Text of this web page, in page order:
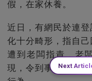
假，在家休養。
近日，有網民於連
化十分畸形，指自
遭到老闆指責，老
現，令到事主大呻
Next